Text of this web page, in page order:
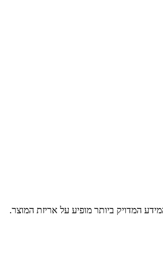
המדויק ביותר מופיע על אריזת המוצר.